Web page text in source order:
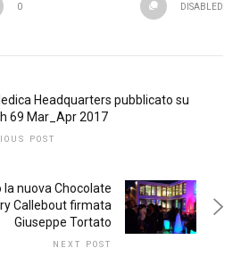
0 DISABLED
Headquarters pubblicato su
69 Mar_Apr 2017
POST
nuova Chocolate
Callebout firmata
Giuseppe Tortato
NEXT POST